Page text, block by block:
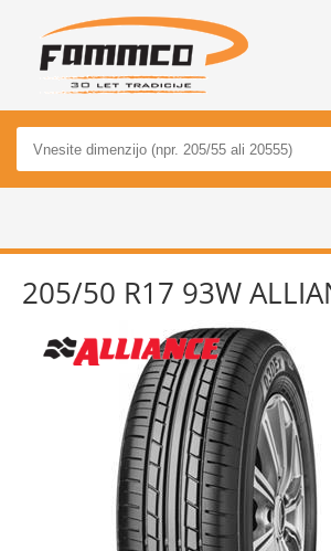
205/50 R17 93W